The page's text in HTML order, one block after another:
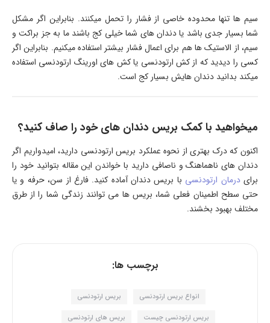
سیم ها تنها محدوده خاصی از فشار را تحمل میکنند. بنابراین اگر مشکل
شما بسیار جدی باشد یا دندان های شما خیلی کج باشند ما به جز براکت و
سیم، از الاستیک ها هم برای اعمال فشار بیشتر استفاده میکنیم. بنابراین اگر
کسی را دیدید که از کش ارتودنسی یا کش های اورینگ ارتودنسی استفاده
میکند بدانید دندان هایش بسیار کج است.
میخواهید با کمک بریس دندان های خود را صاف کنید؟
اکنون که درک بهتری از نحوه عملکرد بریس ارتودنسی دارید، امیدواریم اگر
دندان های ناهماهنگ و ناصافی دارید با خواندن این مقاله بتوانید خود را
برایدرمان ارتودنسی با بریس دندان آماده کنید. فارغ از سن، حرفه و یا
حتی سطح اطمینان فعلی شما، بریس ها می توانند زندگی شما را از طرق
مختلف بهبود بخشند.
برچسب ها:
انواع بریس ارتودنسی بریس ارتودنسی
بریس ارتودنسی چیست بریس های ارتودنسی